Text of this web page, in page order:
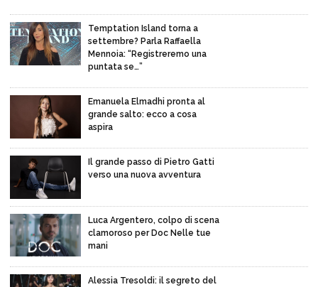
Temptation Island torna a
settembre? Parla Raffaella
Mennoia: “Registreremo una
puntata se…”
Emanuela Elmadhi pronta al
grande salto: ecco a cosa
aspira
Il grande passo di Pietro Gatti
verso una nuova avventura
Luca Argentero, colpo di scena
clamoroso per Doc Nelle tue
mani
Alessia Tresoldi: il segreto del